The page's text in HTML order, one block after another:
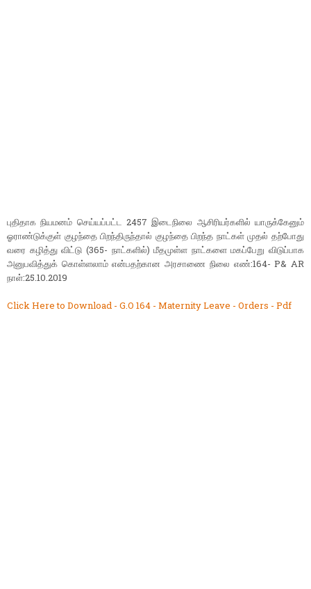
புதிதாக நியமனம் செய்யப்பட்ட 2457 இடைநிலை ஆசிரியர்களில் யாருக்கேனும்
ஓராண்டுக்குள் குழந்தை பிறந்திருந்தால் குழந்தை பிறந்த நாட்கள் முதல் தற்போது
வரை கழித்து விட்டு (365- நாட்களில்) மீதமுள்ள நாட்களை மகப்பேறு விடுப்பாக
அனுபவித்துக் கொள்ளலாம் என்பதற்கான அரசாணை நிலை எண்:164- P& AR
நாள்:25.10.2019
Click Here to Download - G.O 164 - Maternity Leave - Orders - Pdf